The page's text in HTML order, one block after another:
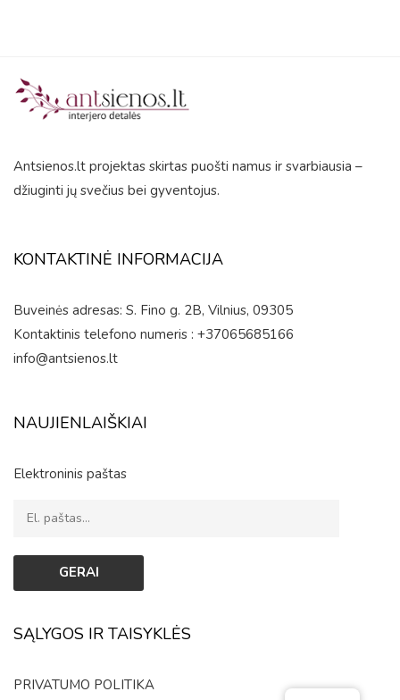
Antsienos.lt projektas skirtas puošti namus ir svarbiausia –
džiuginti jų svečius bei gyventojus.
KONTAKTINĖ INFORMACIJA
Buveinės adresas: S. Fino g. 2B, Vilnius, 09305
Kontaktinis telefono numeris : +37065685166
info@antsienos.lt
NAUJIENLAIŠKIAI
Elektroninis paštas
SĄLYGOS IR TAISYKLĖS
PRIVATUMO POLITIKA